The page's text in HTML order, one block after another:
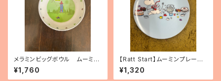
メラミンビッグボウル ムーミン
ハウス
¥1,760
【Ratt Start】ムーミンプレー
ト 「Picknick」
¥1,320